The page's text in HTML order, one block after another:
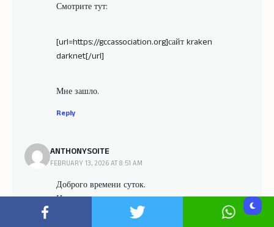
Смотрите тут:
[url=https://gccassociation.org]сайт kraken
darknet[/url]
Мне зашло.
Reply
ANTHONYSOITE
FEBRUARY 13, 2026 AT 8:51 AM
Доброго времени суток.
Нашел годную тему.
Думаю, многим будет полезно.